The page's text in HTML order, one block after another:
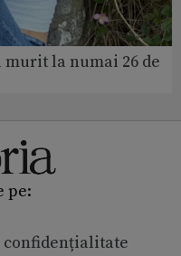
la numai 26 de
pe:
confidențialitate